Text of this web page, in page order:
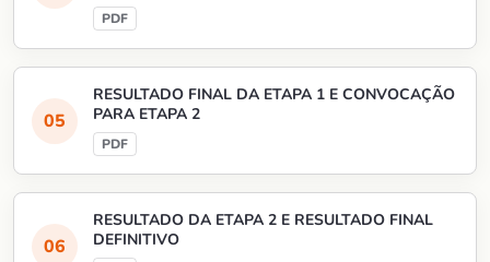
RESULTADO FINAL DA ETAPA 1 E CONVOCAÇÃO
PARA ETAPA 2
RESULTADO DA ETAPA 2 E RESULTADO FINAL
DEFINITIVO